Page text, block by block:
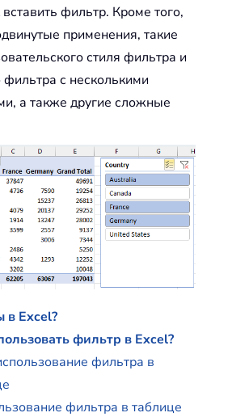
фильтр. Кроме того,
применения, такие
стиля фильтра и
с несколькими
а также другие сложные
в Excel?
фильтр в Excel?
фильтра в
фильтра в таблице